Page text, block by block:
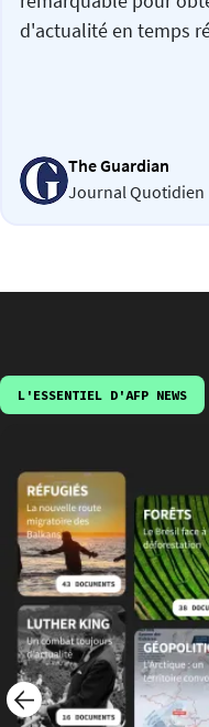
d'actualité en temps
The Guardian
Journal Quotidien
L'ESSENTIEL D'AFP NEWS